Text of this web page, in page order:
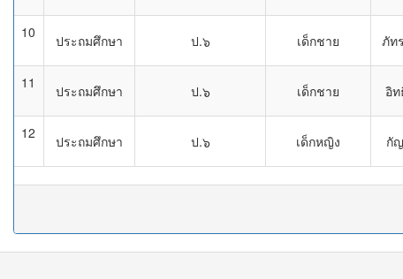
10
ประถมศึกษา ป.๖ เด็กชาย ภัท
11
ประถมศึกษา ป.๖ เด็กชาย อิท
12
ประถมศึกษา ป.๖ เด็กหญิง กั